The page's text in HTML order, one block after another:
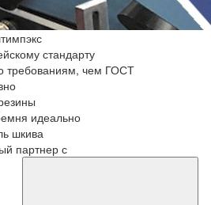
стандарту
требованиям, чем ГОСТ
идеально
шкива
партнер с